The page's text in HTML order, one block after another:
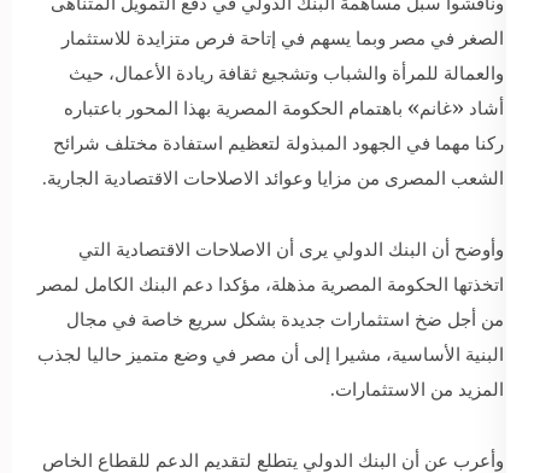
الصغر في مصر وبما يسهم في إتاحة فرص متزايدة للاستثمار
والعمالة للمرأة والشباب وتشجيع ثقافة ريادة الأعمال، حيث
أشاد «غانم» باهتمام الحكومة المصرية بهذا المحور باعتباره
ركنا مهما في الجهود المبذولة لتعظيم استفادة مختلف شرائح
الشعب المصرى من مزايا وعوائد الاصلاحات الاقتصادية الجارية.
وأوضح أن البنك الدولي يرى أن الاصلاحات الاقتصادية التي
اتخذتها الحكومة المصرية مذهلة، مؤكدا دعم البنك الكامل لمصر
من أجل ضخ استثمارات جديدة بشكل سريع خاصة في مجال
البنية الأساسية، مشيرا إلى أن مصر في وضع متميز حاليا لجذب
المزيد من الاستثمارات.
وأعرب عن أن البنك الدولي يتطلع لتقديم الدعم للقطاع الخاص